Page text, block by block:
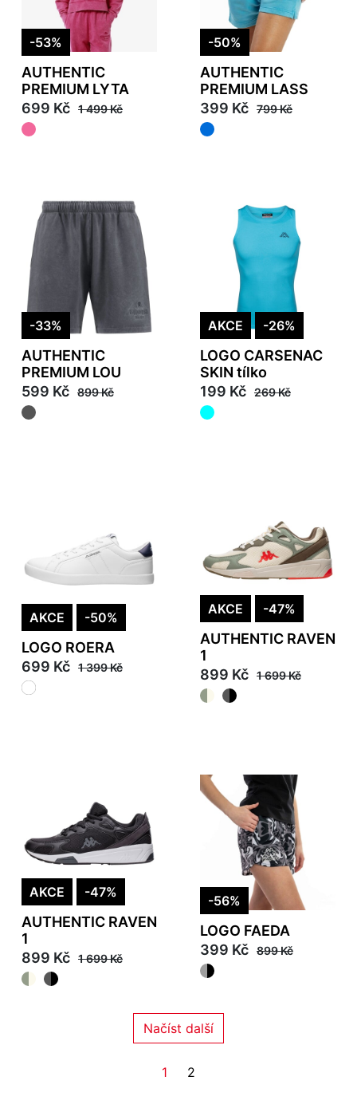
-53%
AUTHENTIC
PREMIUM LYTA
699 Kč 1 499 Kč
-50%
AUTHENTIC
PREMIUM LASS
399 Kč 799 Kč
-33%
AUTHENTIC
PREMIUM LOU
599 Kč 899 Kč
AKCE -26%
LOGO CARSENAC
SKIN tílko
199 Kč 269 Kč
AKCE -50%
LOGO ROERA
699 Kč 1 399 Kč
AKCE -47%
AUTHENTIC RAVEN
1
899 Kč 1 699 Kč
AKCE -47%
AUTHENTIC RAVEN
1
899 Kč 1 699 Kč
-56%
LOGO FAEDA
399 Kč 899 Kč
Načíst další
1 2